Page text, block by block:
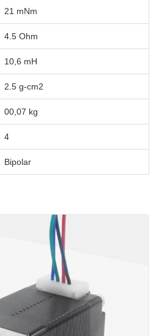
21 mNm
4.5 Ohm
10,6 mH
2.5 g-cm2
00,07 kg
4
Bipolar